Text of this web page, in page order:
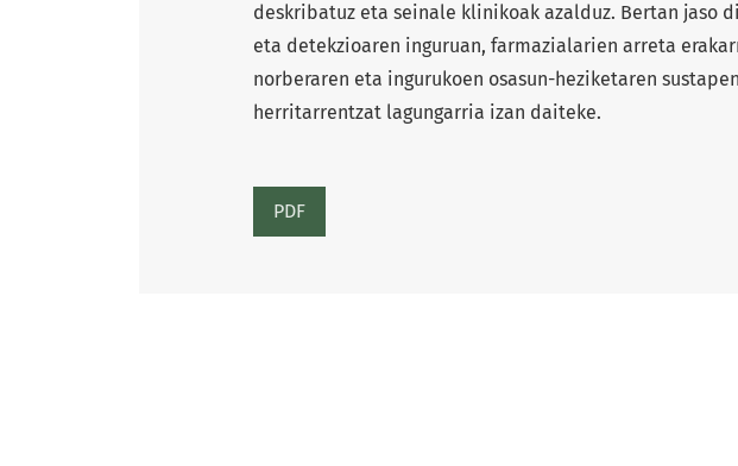
deskribatuz eta seinale klinikoak azalduz. Bertan jaso
eta detekzioaren inguruan, farmazialarien arreta
norberaren eta ingurukoen osasun-heziketaren
herritarrentzat lagungarria izan daiteke.
PDF